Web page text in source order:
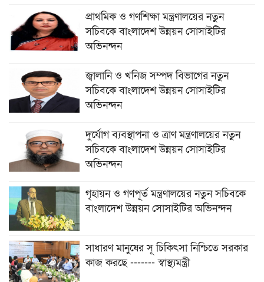
প্রাথমিক ও গণশিক্ষা মন্ত্রণালয়ের নতুন
সচিবকে বাংলাদেশ উন্নয়ন সোসাইটির
অভিনন্দন
জ্বালানি ও খনিজ সম্পদ বিভাগের নতুন
সচিবকে বাংলাদেশ উন্নয়ন সোসাইটির
অভিনন্দন
দুর্যোগ ব্যবস্থাপনা ও ত্রাণ মন্ত্রণালয়ের নতুন
সচিবকে বাংলাদেশ উন্নয়ন সোসাইটির
অভিনন্দন
গৃহায়ন ও গণপূর্ত মন্ত্রণালয়ের নতুন সচিবকে
বাংলাদেশ উন্নয়ন সোসাইটির অভিনন্দন
সাধারণ মানুষের সূ চিকিৎসা নিশ্চিতে সরকার
কাজ করছে ------- স্বাস্থ্যমন্ত্রী